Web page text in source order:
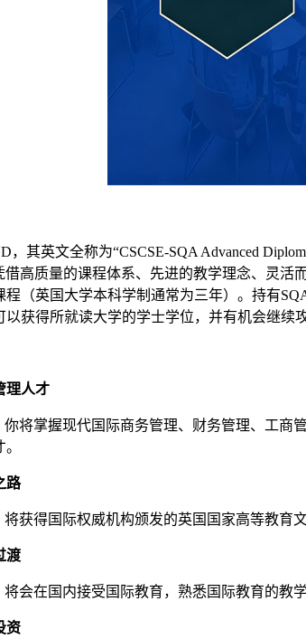
其英文全称为“CSCSE-SQA Advanced
借高质量的课程体系、先进的教学理念、灵
（英国大学本科学制通常为三年）。持有
获得所就读大学的学士学位，并有机会继续
理人才
将掌握现代国际商务管理、财务管理、工
路
获得国际权威机构颁发的英国国家高等教育
渡
会在国内接受国际教育，熟悉国际教育的教
资